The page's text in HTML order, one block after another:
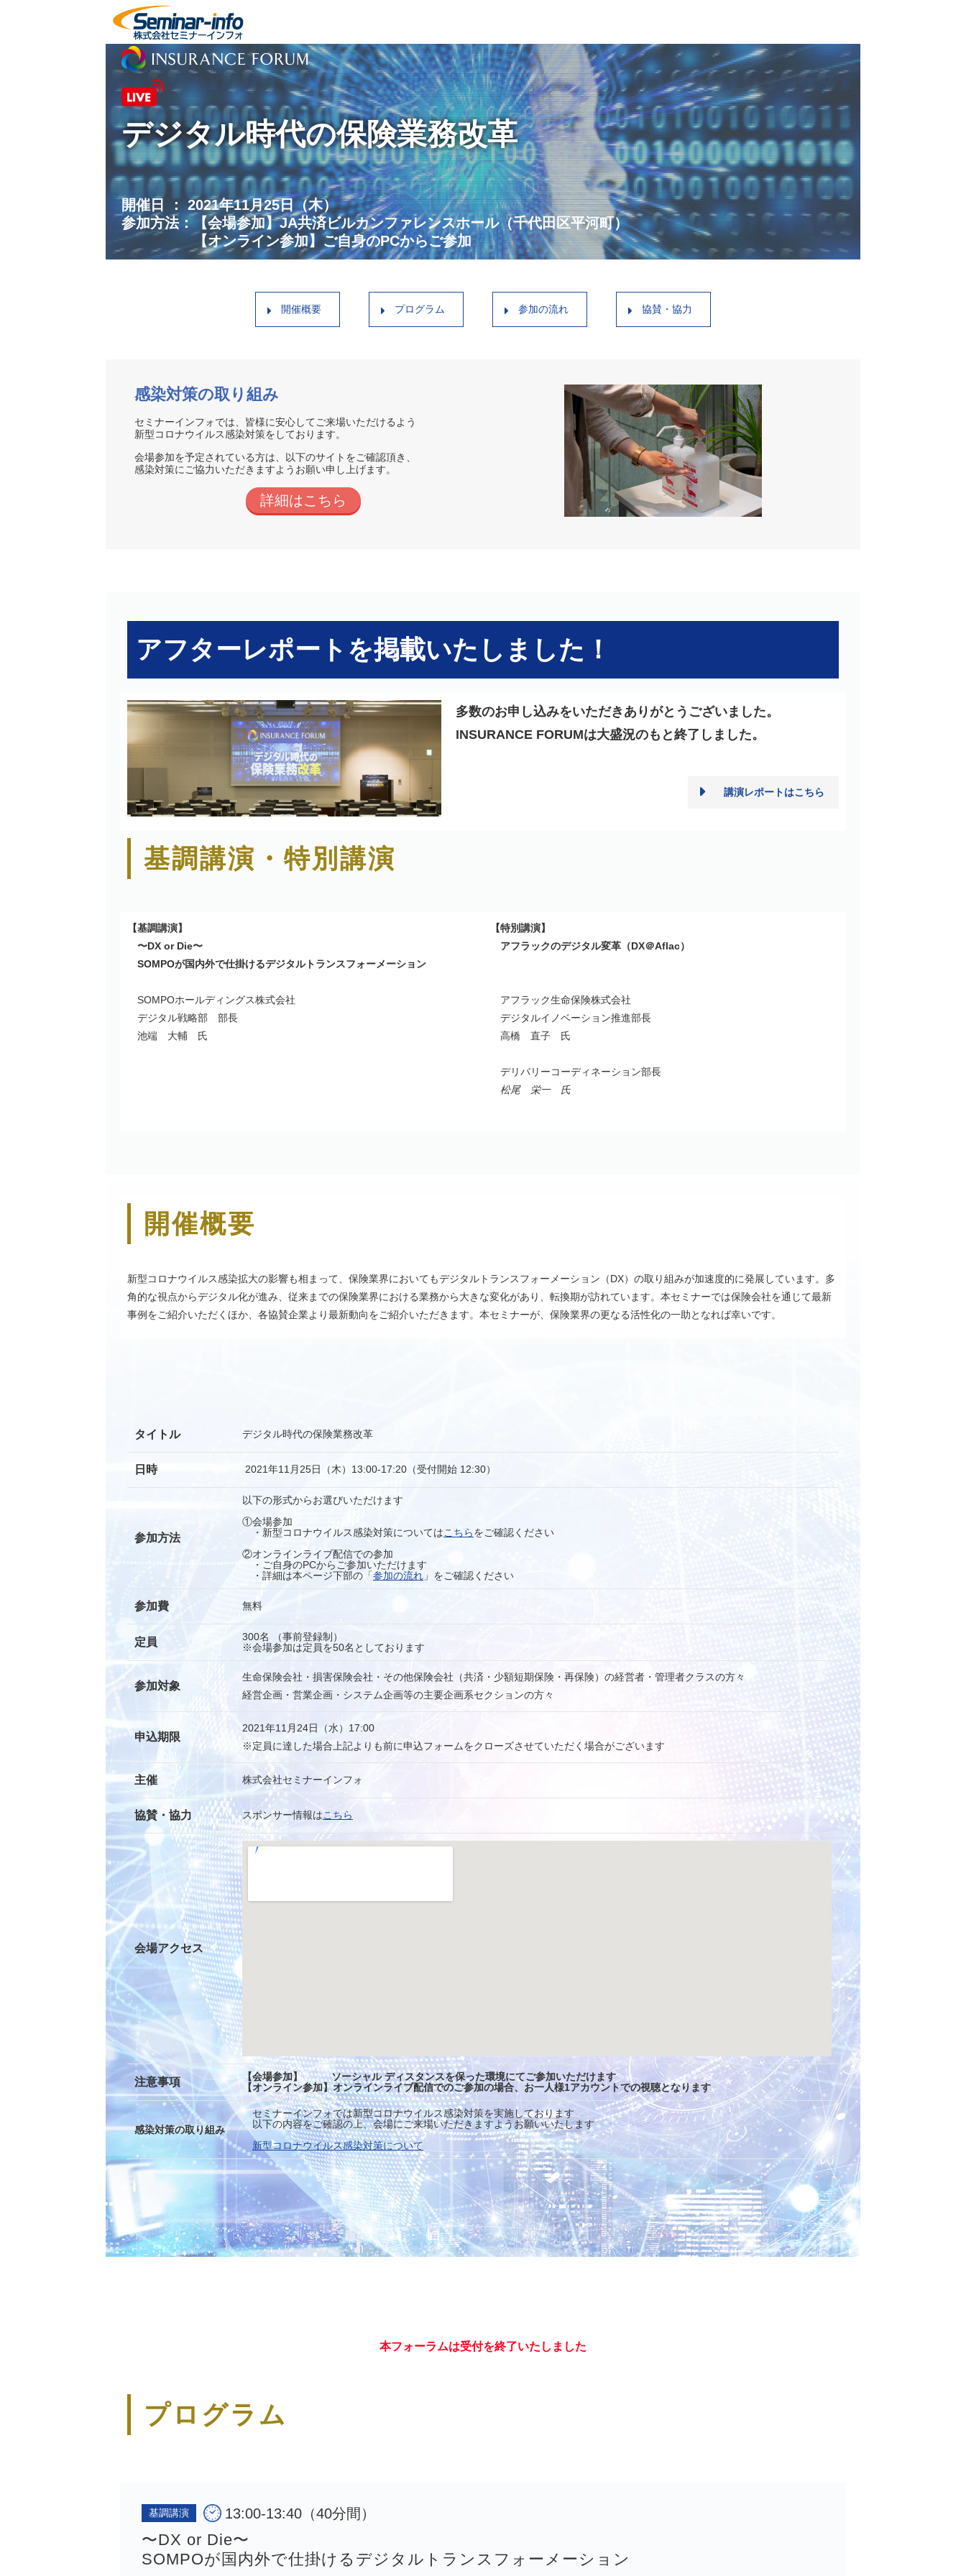
デジタル時代の保険業務改革
開催日 ： 2021年11月25日（木）
参加方法：【会場参加】JA共済ビルカンファレンスホール（千代田区平河町）
【オンライン参加】ご自身のPCからご参加
開催概要 プログラム 参加の流れ 協賛・協力
感染対策の取り組み
セミナーインフォでは、皆様に安心してご来場いただけるよう
新型コロナウイルス感染対策をしております。
会場参加を予定されている方は、以下のサイトをご確認頂き、
感染対策にご協力いただきますようお願い申し上げます。
詳細はこちら
アフターレポートを掲載いたしました！
多数のお申し込みをいただきありがとうございました。
INSURANCE FORUMは大盛況のもと終了しました。
講演レポートはこちら
基調講演・特別講演
【基調講演】
〜DX or Die〜
SOMPOが国内外で仕掛けるデジタルトランスフォーメーション
SOMPOホールディングス株式会社
デジタル戦略部 部長
池端 大輔 氏
【特別講演】
アフラックのデジタル変革（DX＠Aflac）
アフラック生命保険株式会社
デジタルイノベーション推進部長
高橋 直子 氏
デリバリーコーディネーション部長
松尾 栄一 氏
開催概要
新型コロナウイルス感染拡大の影響も相まって、保険業界においてもデジタルトランスフォーメーション（DX）の取り組みが加速度的に発展しています。多
角的な視点からデジタル化が進み、従来までの保険業界における業務から大きな変化があり、転換期が訪れています。本セミナーでは保険会社を通じて最新
事例をご紹介いただくほか、各協賛企業より最新動向をご紹介いただきます。本セミナーが、保険業界の更なる活性化の一助となれば幸いです。
タイトル デジタル時代の保険業務改革
日時 2021年11月25日（木）13:00-17:20（受付開始 12:30）
参加方法
以下の形式からお選びいただけます
①会場参加
・新型コロナウイルス感染対策についてはこちらをご確認ください
②オンラインライブ配信での参加
・ご自身のPCからご参加いただけます
・詳細は本ページ下部の「参加の流れ 」をご確認ください
参加費 無料
定員
300名 （事前登録制）
※会場参加は定員を50名としております
参加対象
生命保険会社・損害保険会社・その他保険会社（共済・少額短期保険・再保険）の経営者・管理者クラスの方々
経営企画・営業企画・システム企画等の主要企画系セクションの方々
申込期限
2021年11月24日（水）17:00
※定員に達した場合上記よりも前に申込フォームをクローズさせていただく場合がございます
主催 株式会社セミナーインフォ
協賛・協力 スポンサー情報はこちら
会場アクセス
注意事項
【会場参加】 ソーシャル ディスタンスを保った環境にてご参加いただけます
【オンライン参加】オンラインライブ配信でのご参加の場合、お一人様1アカウントでの視聴となります
感染対策の取り組み
セミナーインフォでは新型コロナウイルス感染対策を実施しております
以下の内容をご確認の上、会場にご来場いただきますようお願いいたします
新型コロナウイルス感染対策について
本フォーラムは受付を終了いたしました
プログラム
基調講演 13:00-13:40（40分間）
〜DX or Die〜
SOMPOが国内外で仕掛けるデジタルトランスフォーメーション